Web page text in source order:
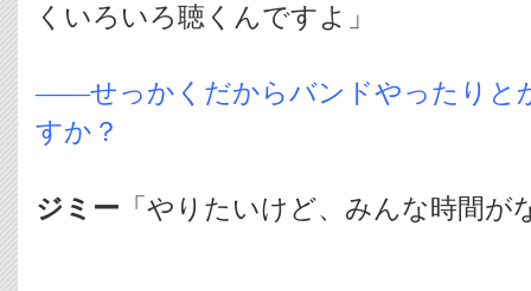
くいろいろ聴くんですよ」
――せっかくだからバンドやったりと
すか？
ジミー 「やりたいけど、みんな時間が